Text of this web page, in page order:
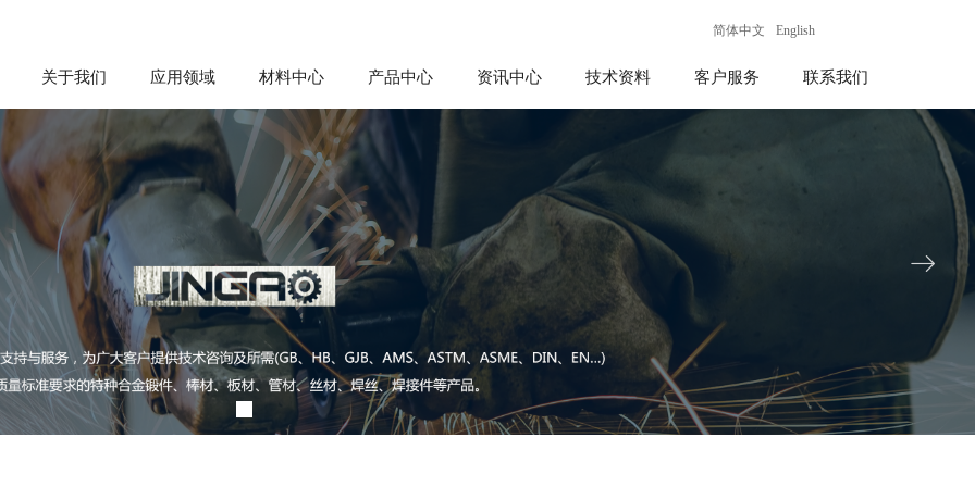
简体中文 English
关于我们 应用领域 材料中心 产品中心 资讯中心 技术资料 客户服务 联系我们
ꁹ